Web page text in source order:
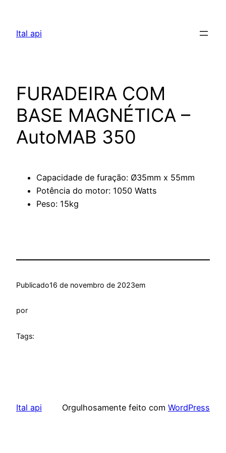
Ital api
FURADEIRA COM
BASE MAGNÉTICA –
AutoMAB 350
Capacidade de furação: Ø35mm x 55mm
Potência do motor: 1050 Watts
Peso: 15kg
Publicado16 de novembro de 2023em
por
Tags:
Ital api Orgulhosamente feito com WordPress